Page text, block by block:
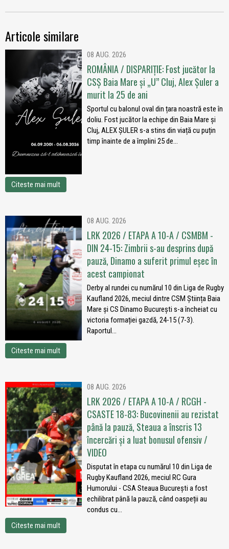
Articole similare
08 AUG. 2026
ROMÂNIA / DISPARIȚIE: Fost jucător la
CSȘ Baia Mare și „U” Cluj, Alex Șuler a
murit la 25 de ani
Sportul cu balonul oval din țara noastră este în
doliu. Fost jucător la echipe din Baia Mare și
Cluj, ALEX ȘULER s-a stins din viață cu puțin
timp înainte de a împlini 25 de...
Citeste mai mult
08 AUG. 2026
LRK 2026 / ETAPA A 10-A / CSMBM -
DIN 24-15: Zimbrii s-au desprins după
pauză, Dinamo a suferit primul eșec în
acest campionat
Derby al rundei cu numărul 10 din Liga de Rugby
Kaufland 2026, meciul dintre CSM Știința Baia
Mare și CS Dinamo București s-a încheiat cu
victoria formației gazdă, 24-15 (7-3).
Raportul...
Citeste mai mult
08 AUG. 2026
LRK 2026 / ETAPA A 10-A / RCGH -
CSASTE 18-83: Bucovinenii au rezistat
până la pauză, Steaua a înscris 13
încercări și a luat bonusul ofensiv /
VIDEO
Disputat în etapa cu numărul 10 din Liga de
Rugby Kaufland 2026, meciul RC Gura
Humorului - CSA Steaua București a fost
echilibrat până la pauză, când oaspeții au
condus cu...
Citeste mai mult